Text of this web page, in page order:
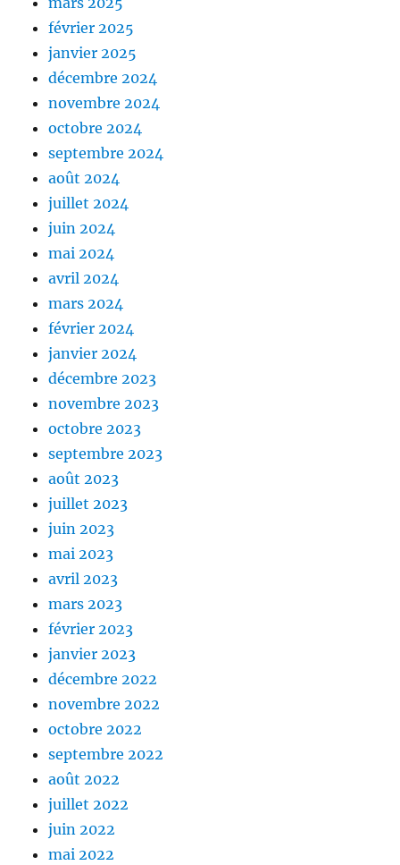
février 2025
janvier 2025
décembre 2024
novembre 2024
octobre 2024
septembre 2024
août 2024
juillet 2024
juin 2024
mai 2024
avril 2024
mars 2024
février 2024
janvier 2024
décembre 2023
novembre 2023
octobre 2023
septembre 2023
août 2023
juillet 2023
juin 2023
mai 2023
avril 2023
mars 2023
février 2023
janvier 2023
décembre 2022
novembre 2022
octobre 2022
septembre 2022
août 2022
juillet 2022
juin 2022
mai 2022